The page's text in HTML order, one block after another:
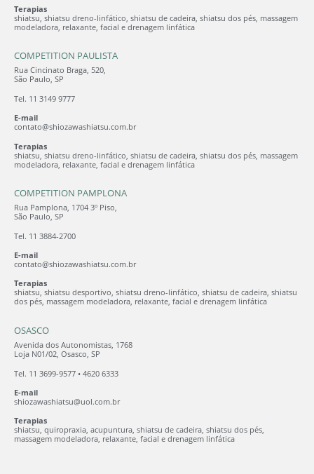
Terapias
shiatsu, shiatsu dreno-linfático, shiatsu de cadeira, shiatsu dos pés, massagem
modeladora, relaxante, facial e drenagem linfática
COMPETITION PAULISTA
Rua Cincinato Braga, 520,
São Paulo, SP
Tel. 11 3149 9777
E-mail
contato@shiozawashiatsu.com.br
Terapias
shiatsu, shiatsu dreno-linfático, shiatsu de cadeira, shiatsu dos pés, massagem
modeladora, relaxante, facial e drenagem linfática
COMPETITION PAMPLONA
Rua Pamplona, 1704 3º Piso,
São Paulo, SP
Tel. 11 3884-2700
E-mail
contato@shiozawashiatsu.com.br
Terapias
shiatsu, shiatsu desportivo, shiatsu dreno-linfático, shiatsu de cadeira, shiatsu
dos pés, massagem modeladora, relaxante, facial e drenagem linfática
OSASCO
Avenida dos Autonomistas, 1768
Loja N01/02, Osasco, SP
Tel. 11 3699-9577 • 4620 6333
E-mail
shiozawashiatsu@uol.com.br
Terapias
shiatsu, quiropraxia, acupuntura, shiatsu de cadeira, shiatsu dos pés,
massagem modeladora, relaxante, facial e drenagem linfática